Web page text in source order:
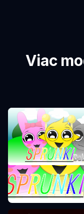
Viac
Sprunki Phase